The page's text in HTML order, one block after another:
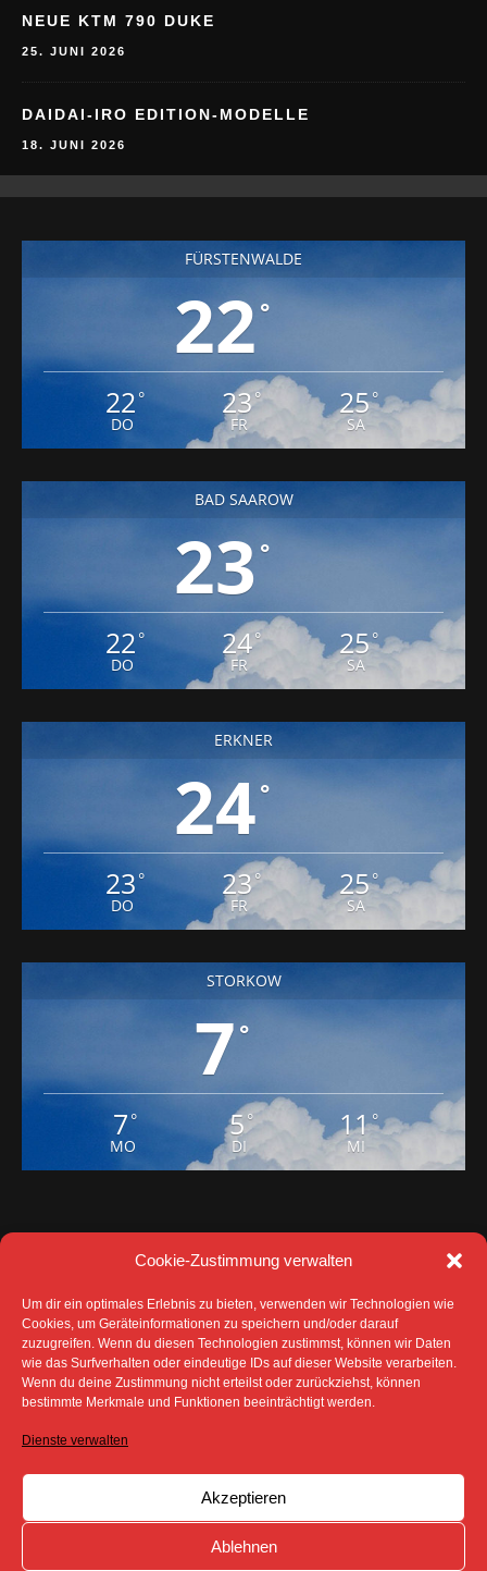
Cookie-Zustimmung verwalten
Um dir ein optimales Erlebnis zu bieten, verwenden wir Technologien wie
Cookies, um Geräteinformationen zu speichern und/oder darauf
zuzugreifen. Wenn du diesen Technologien zustimmst, können wir Daten
wie das Surfverhalten oder eindeutige IDs auf dieser Website verarbeiten.
Wenn du deine Zustimmung nicht erteilst oder zurückziehst, können
bestimmte Merkmale und Funktionen beeinträchtigt werden.
Dienste verwalten
Akzeptieren
Ablehnen
NEUE KTM 790 DUKE
25. JUNI 2026
DAIDAI-IRO EDITION-MODELLE
18. JUNI 2026
FÜRSTENWALDE
22 °
22 °
DO
23°
FR
25°
SA
BAD SAAROW
23 °
22 °
DO
24°
FR
25°
SA
ERKNER
24°
23 °
DO
23°
FR
25°
SA
STORKOW
7°
7 °
MO
5°
DI
11°
MI
DATENSCHUTZ
IMPRESSUM
COOKIE-RICHTLINIE (EU)
SÄMTLICHE TEXTE, BILDER UND ANDERE
SOFERN NICHT ANDERS GEKENNZEICHNET- DEM
COPYRIGHT DES SPREEBOTE ONLINE ODER WERDEN
MIT ERLAUBNIS DER RECHTEINHABER
VERÖFFENTLICHT.